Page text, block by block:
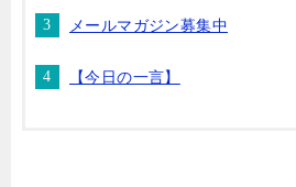
メールマガジン募集中
【今日の一言】